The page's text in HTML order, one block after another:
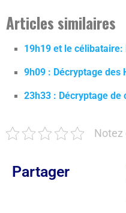
Articles similaires
19h19 et le
9h09 : Décryptage des
23h33 : Décryptage
Partager